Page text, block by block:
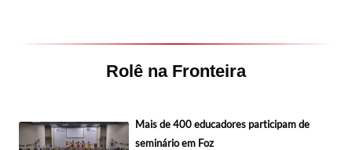
Rolê na Fronteira
Mais de 400 educadores participam de
seminário em Foz